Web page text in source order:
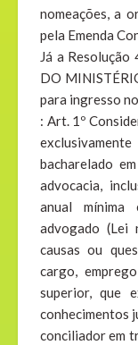
nomeações, a
pela Emenda
Já a
DO
para ingresso
: Art. 1º
bacharelado
advocacia,
anual
advogado (Lei
causas ou
cargo,
superior, que
conhecimentos
conciliador em